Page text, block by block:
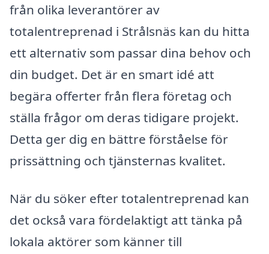
från olika leverantörer av
totalentreprenad i Strålsnäs kan du hitta
ett alternativ som passar dina behov och
din budget. Det är en smart idé att
begära offerter från flera företag och
ställa frågor om deras tidigare projekt.
Detta ger dig en bättre förståelse för
prissättning och tjänsternas kvalitet.
När du söker efter totalentreprenad kan
det också vara fördelaktigt att tänka på
lokala aktörer som känner till